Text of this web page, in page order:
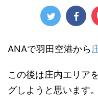
ANAで羽田空港から
この後は庄内エリア
グしようと思います。